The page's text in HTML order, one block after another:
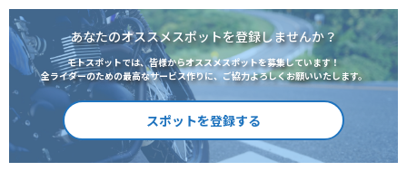
あなたのオススメスポットを登録しませんか？
モトスポットでは、皆様からオススメスポットを募集しています！
全ライダーのための最高なサービス作りに、ご協力よろしくお願いいたします。
スポットを登録する